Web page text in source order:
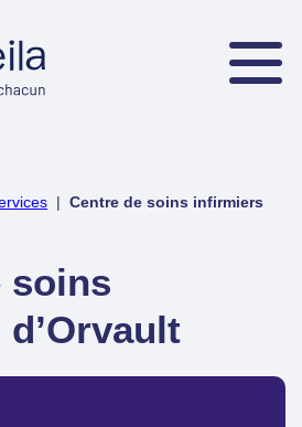
| Centre de soins infirmiers
soins